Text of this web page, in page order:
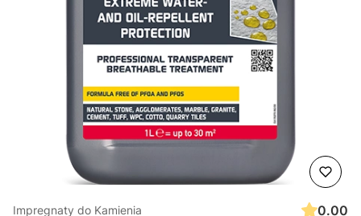
Impregnaty do Kamienia
0.00